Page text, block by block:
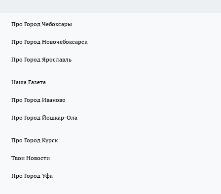
Про Город Чебоксары
Про Город Новочебоксарск
Про Город Ярославль
Наша Газета
Про Город Иваново
Про Город Йошкар-Ола
Про Город Курск
Твои Новости
Про Город Уфа